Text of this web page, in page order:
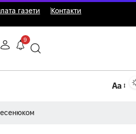
газети Контакти
9
Аа